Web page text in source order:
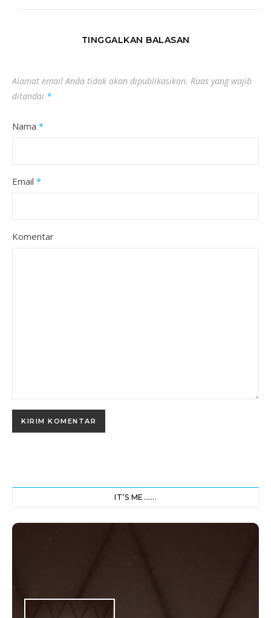
TINGGALKAN BALASAN
Alamat email Anda tidak akan dipublikasikan. Ruas yang wajib
ditandai *
Nama *
Email *
Komentar
IT’S ME…….